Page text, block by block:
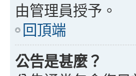
由管理員授予。
回頂端
公告是甚麼？